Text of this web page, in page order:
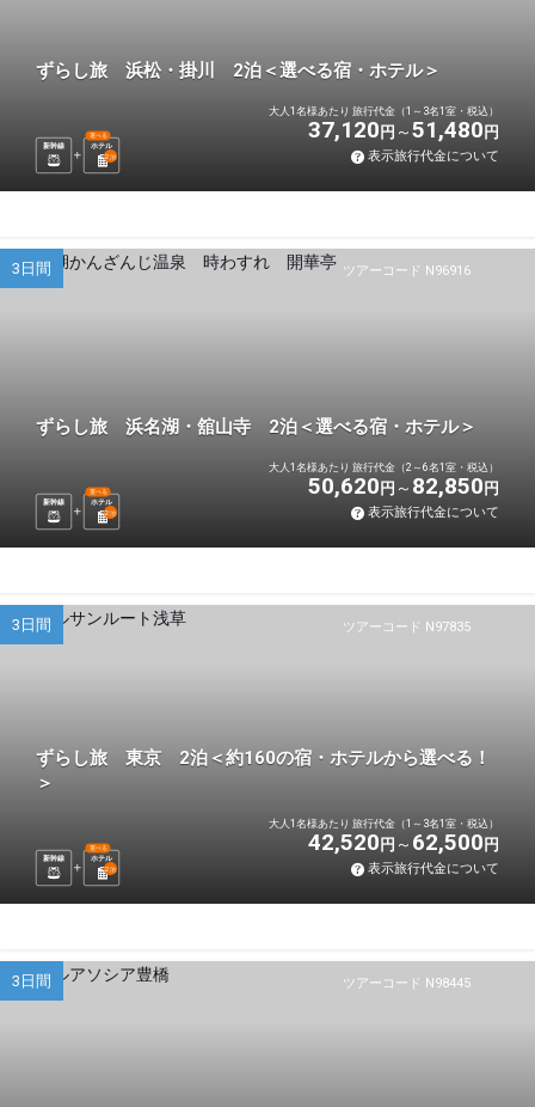
ずらし旅 浜松・掛川 2泊＜選べる宿・ホテル＞
新幹線 ホテル
選べる
2泊
大人1名様あたり 旅行代金（1～3名1室・税込）
37,120 円 51,480 円
表示旅行代金について
ツアーコード N96916
3日間
ずらし旅 浜名湖・舘山寺 2泊＜選べる宿・ホテル＞
新幹線 ホテル
選べる
2泊
大人1名様あたり 旅行代金（2～6名1室・税込）
50,620 円 82,850 円
表示旅行代金について
ツアーコード N97835
3日間
ずらし旅 東京 2泊＜約160の宿・ホテルから選べる！
＞
新幹線 ホテル
選べる
2泊
大人1名様あたり 旅行代金（1～3名1室・税込）
42,520 円 62,500 円
表示旅行代金について
ツアーコード N98445
3日間